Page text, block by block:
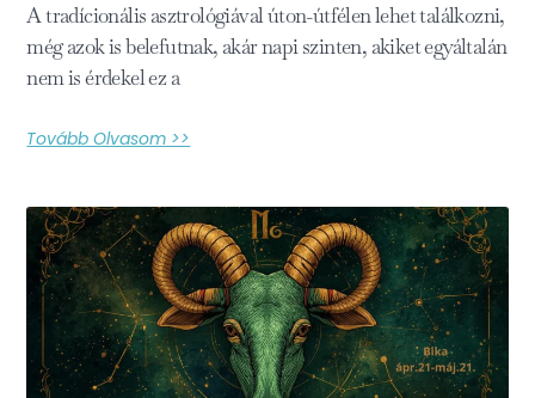
A tradícionális asztrológiával úton-útfélen lehet találkozni,
még azok is belefutnak, akár napi szinten, akiket egyáltalán
nem is érdekel ez a
Tovább Olvasom >>